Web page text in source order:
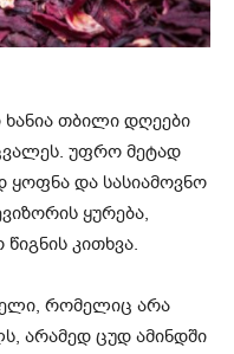
თბილი დღეები
უფრო მეტად
ყოფნა და სასიამოვნო
ყურება,
წიგნის კითხვა.
რომელიც არა
არამედ ცუდ ამინდში